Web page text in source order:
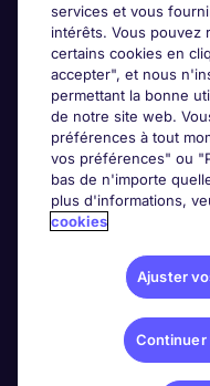
Candidats
Entreprises
Contact
Les avis Google
Nos offres d'emploi
services et vous
intérêts. Vous pouvez
certains cookies en
accepter", et nous
permettant la bonne
de notre site web.
préférences à tout
vos préférences" ou
bas de n'importe
plus d'informations,
cookies
Ajuster
Continuer